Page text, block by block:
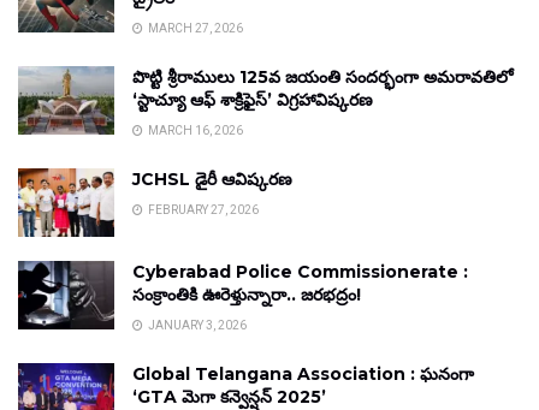
MARCH 27, 2026
పొట్టి శ్రీరాములు 125వ జయంతి సందర్భంగా అమరావతిలో
‘స్టాచ్యూ ఆఫ్ శాక్రిఫైస్’ విగ్రహావిష్కరణ
MARCH 16, 2026
JCHSL డైరీ ఆవిష్కరణ
FEBRUARY 27, 2026
Cyberabad Police Commissionerate :
సంక్రాంతికి ఊరెళ్తున్నారా.. జరభద్రం!
JANUARY 3, 2026
Global Telangana Association : ఘనంగా
‘GTA మెగా కన్వెన్షన్ 2025’